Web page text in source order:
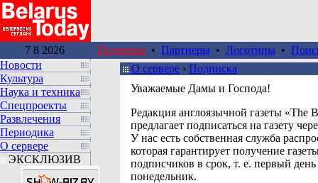
7 8 2026 Подписка • Партнеры • Логотипы •
Новости
Культура
Наука и техника
Спецпроекты
Развлечения
Периодика
О сервере
ЭКСКЛЮЗИВ
О сервере › Подписка
Уважаемые Дамы и Господа!
Редакция англоязычной газеты «The
предлагает подписаться на газету
У нас есть собственная служба
которая гарантирует получение
подписчиков в срок, т. е. первый
понедельник.